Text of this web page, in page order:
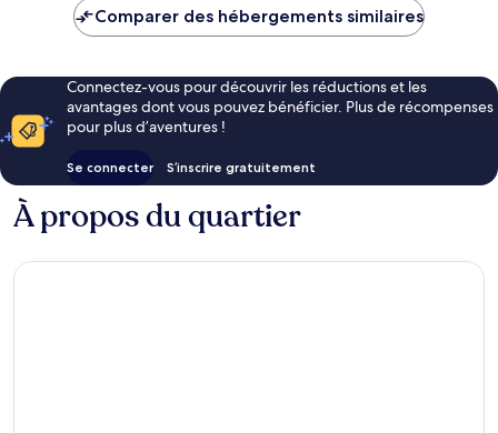
de
Comparer des hébergements similaires
Connectez-vous pour découvrir les réductions et les
avantages dont vous pouvez bénéficier. Plus de récompenses
pour plus d’aventures !
Se connecter S’inscrire gratuitement
À propos du quartier